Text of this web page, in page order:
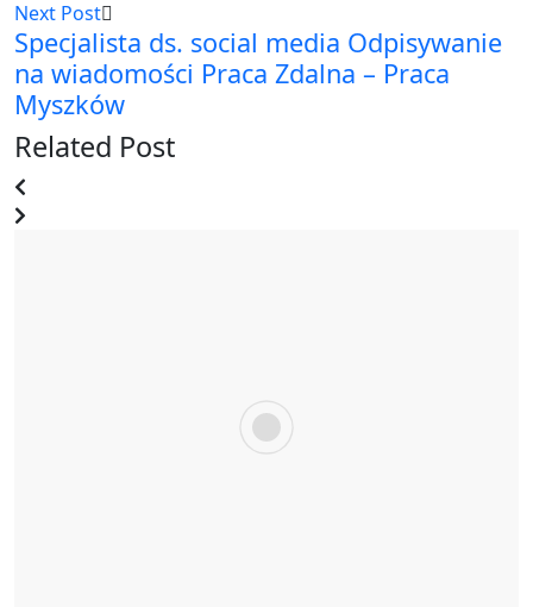
Next Post
Specjalista ds. social media Odpisywanie
na wiadomości Praca Zdalna – Praca
Myszków
Related Post